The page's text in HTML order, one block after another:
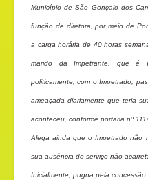
Município de São Gonçalo dos
função de diretora, por meio de
a carga horária de 40 horas
marido da Impetrante, que é
politicamente, com o Impetrado,
ameaçada diariamente que teria
aconteceu, conforme portaria nº
Alega ainda que o Impetrado não
sua ausência do serviço não
Inicialmente, pugna pela